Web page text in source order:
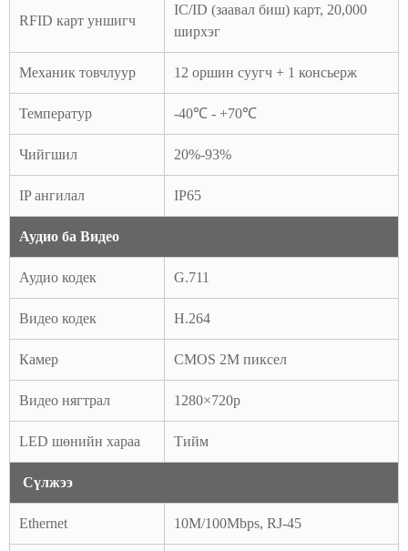
RFID карт уншигч
IC/ID (заавал биш) карт, 20,000
ширхэг
Механик товчлуур 12 оршин суугч + 1 консьерж
Температур -40℃ - +70℃
Чийгшил 20%-93%
IP ангилал IP65
Аудио ба Видео
Аудио кодек G.711
Видео кодек H.264
Камер CMOS 2M пиксел
Видео нягтрал 1280×720p
LED шөнийн хараа Тийм
Сүлжээ
Ethernet 10M/100Mbps, RJ-45